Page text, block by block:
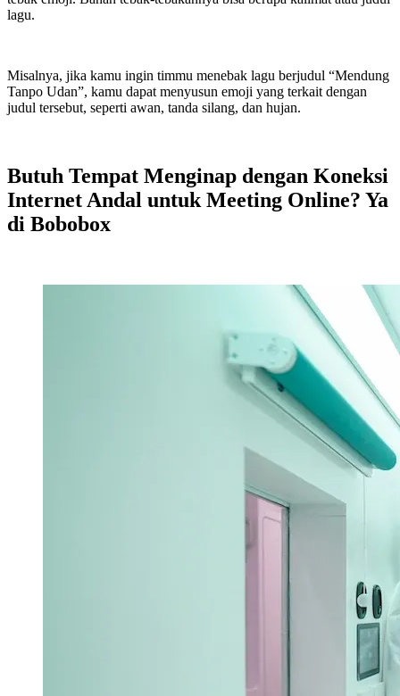
lagu.
Misalnya, jika kamu ingin timmu menebak lagu berjudul “Mendung
Tanpo Udan”, kamu dapat menyusun emoji yang terkait dengan
judul tersebut, seperti awan, tanda silang, dan hujan.
Butuh Tempat Menginap dengan Koneksi
Internet Andal untuk Meeting Online? Ya
di Bobobox